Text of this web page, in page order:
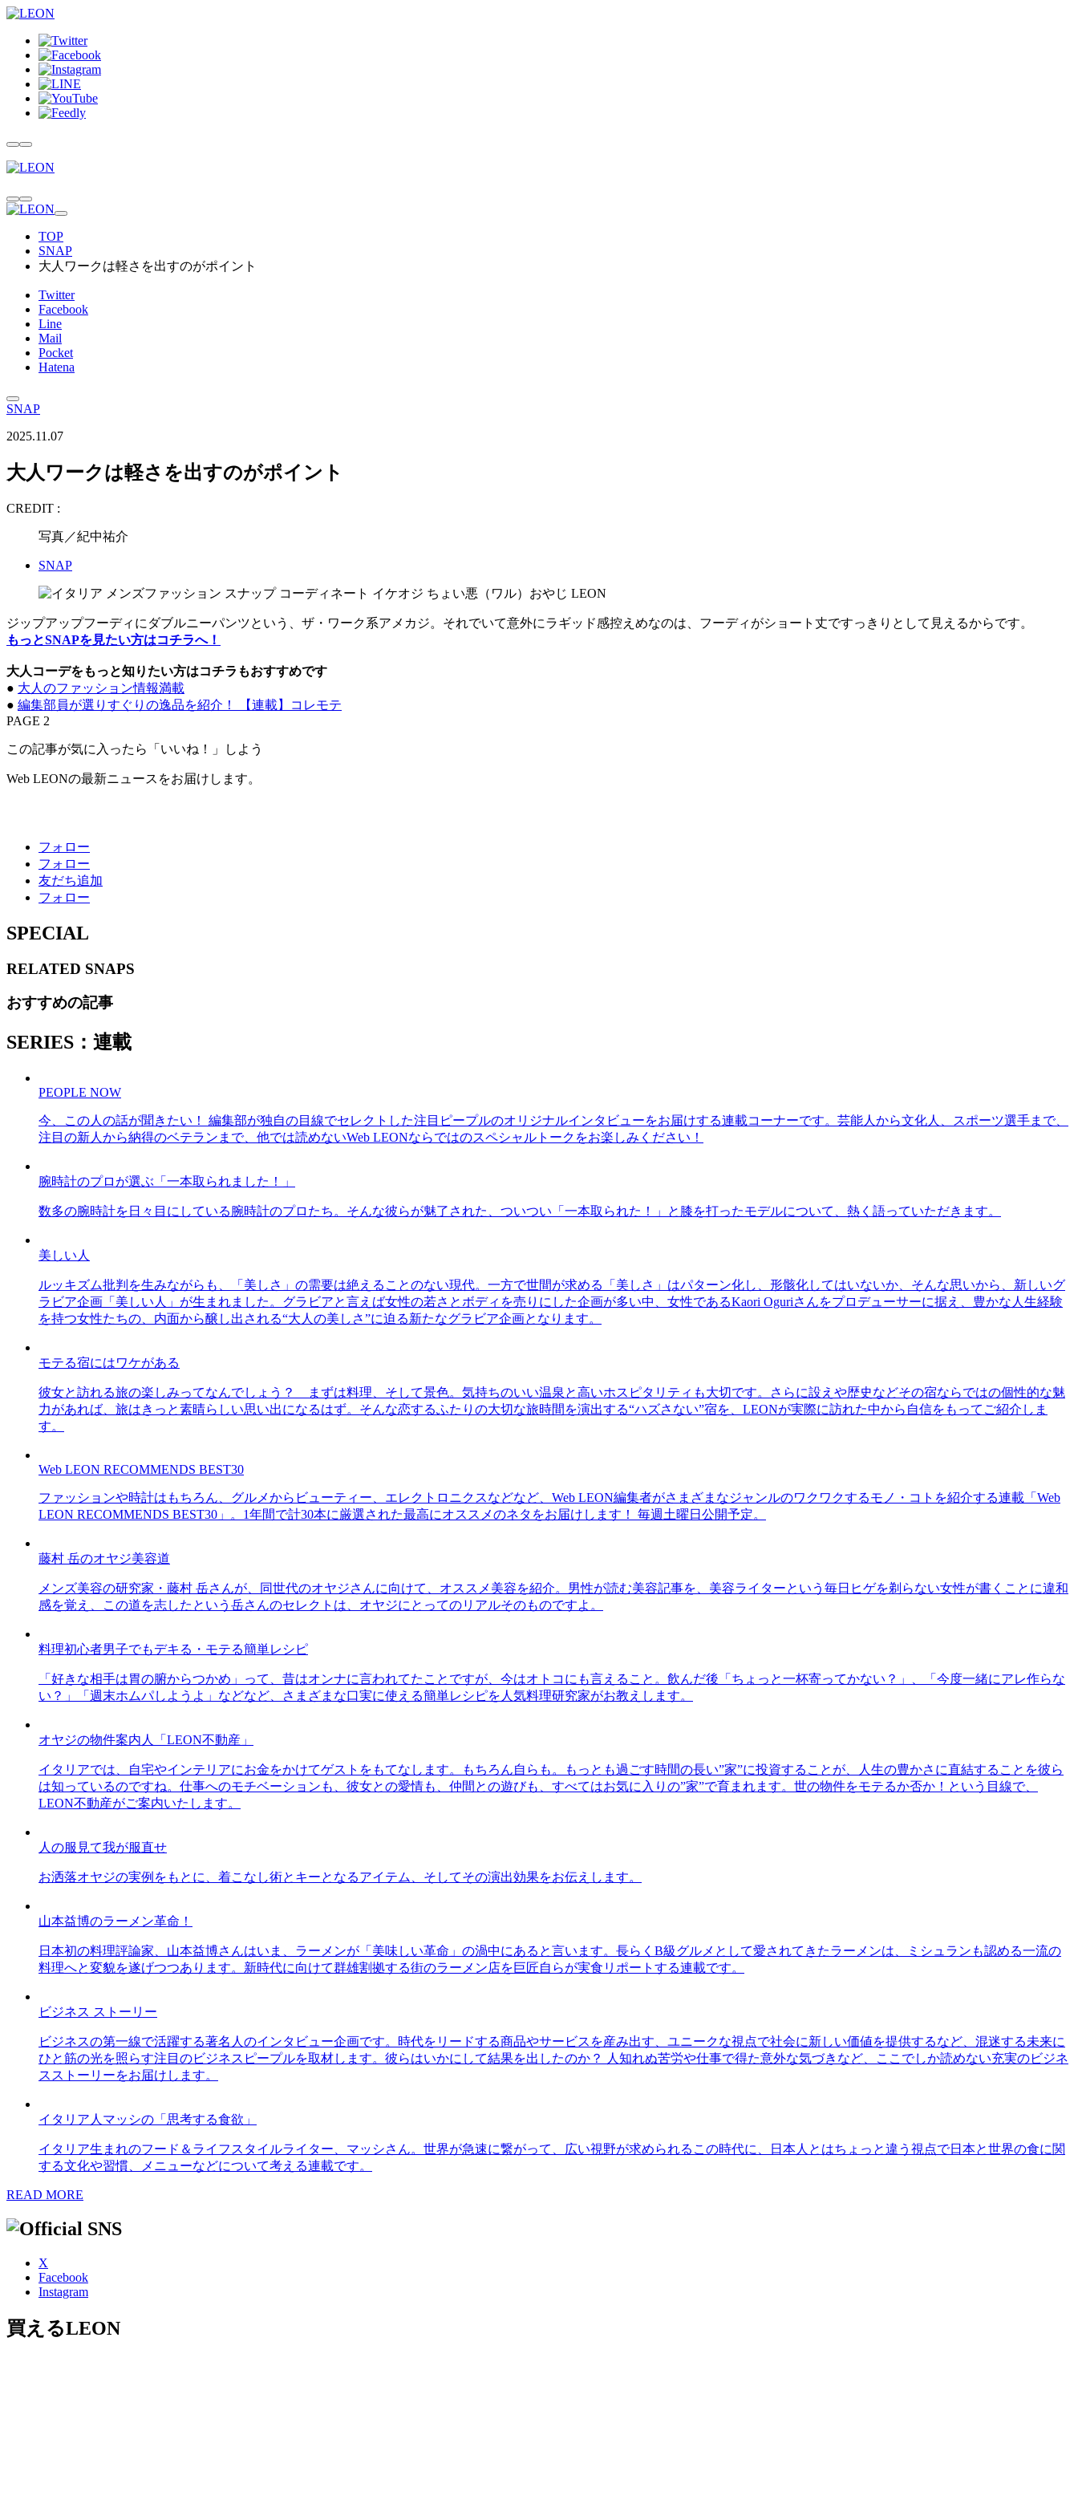
TOP
SNAP
大人ワークは軽さを出すのがポイント
Twitter
Facebook
Line
Mail
Pocket
Hatena
SNAP
2025.11.07
大人ワークは軽さを出すのがポイント
CREDIT :
写真／紀中祐介
SNAP
ジップアップフーディにダブルニーパンツという、ザ・ワーク系アメカジ。それでいて意外にラギッド感控えめなのは、フーディがショート丈ですっきりとして見えるからです。
もっとSNAPを見たい方はコチラへ！
大人コーデをもっと知りたい方はコチラもおすすめです
● 大人のファッション情報満載
● 編集部員が選りすぐりの逸品を紹介！ 【連載】コレモテ
PAGE 2
この記事が気に入ったら「いいね！」しよう
Web LEONの最新ニュースをお届けします。
フォロー
フォロー
友だち追加
フォロー
SPECIAL
RELATED SNAPS
おすすめの記事
SERIES：連載
PEOPLE NOW
今、この人の話が聞きたい！ 編集部が独自の目線でセレクトした注目ピープルのオリジナルインタビューをお届けする連載コーナーです。芸能人から文化人、スポーツ選手まで、
注目の新人から納得のベテランまで、他では読めないWeb LEONならではのスペシャルトークをお楽しみください！
腕時計のプロが選ぶ「一本取られました！」
数多の腕時計を日々目にしている腕時計のプロたち。そんな彼らが魅了された、ついつい「一本取られた！」と膝を打ったモデルについて、熱く語っていただきます。
美しい人
ルッキズム批判を生みながらも、「美しさ」の需要は絶えることのない現代。一方で世間が求める「美しさ」はパターン化し、形骸化してはいないか、そんな思いから、新しいグ
ラビア企画「美しい人」が生まれました。グラビアと言えば女性の若さとボディを売りにした企画が多い中、女性であるKaori Oguriさんをプロデューサーに据え、豊かな人生経験
を持つ女性たちの、内面から醸し出される“大人の美しさ”に迫る新たなグラビア企画となります。
モテる宿にはワケがある
彼女と訪れる旅の楽しみってなんでしょう？ まずは料理、そして景色。気持ちのいい温泉と高いホスピタリティも大切です。さらに設えや歴史などその宿ならではの個性的な魅
力があれば、旅はきっと素晴らしい思い出になるはず。そんな恋するふたりの大切な旅時間を演出する“ハズさない”宿を、LEONが実際に訪れた中から自信をもってご紹介しま
す。
Web LEON RECOMMENDS BEST30
ファッションや時計はもちろん、グルメからビューティー、エレクトロニクスなどなど、Web LEON編集者がさまざまなジャンルのワクワクするモノ・コトを紹介する連載「Web
LEON RECOMMENDS BEST30」。1年間で計30本に厳選された最高にオススメのネタをお届けします！ 毎週土曜日公開予定。
藤村 岳のオヤジ美容道
メンズ美容の研究家・藤村 岳さんが、同世代のオヤジさんに向けて、オススメ美容を紹介。男性が読む美容記事を、美容ライターという毎日ヒゲを剃らない女性が書くことに違和
感を覚え、この道を志したという岳さんのセレクトは、オヤジにとってのリアルそのものですよ。
料理初心者男子でもデキる・モテる簡単レシピ
「好きな相手は胃の腑からつかめ」って、昔はオンナに言われてたことですが、今はオトコにも言えること。飲んだ後「ちょっと一杯寄ってかない？」、「今度一緒にアレ作らな
い？」「週末ホムパしようよ」などなど、さまざまな口実に使える簡単レシピを人気料理研究家がお教えします。
オヤジの物件案内人「LEON不動産」
イタリアでは、自宅やインテリアにお金をかけてゲストをもてなします。もちろん自らも。もっとも過ごす時間の長い”家”に投資することが、人生の豊かさに直結することを彼ら
は知っているのですね。仕事へのモチベーションも、彼女との愛情も、仲間との遊びも、すべてはお気に入りの”家”で育まれます。世の物件をモテるか否か！という目線で、
LEON不動産がご案内いたします。
人の服見て我が服直せ
お洒落オヤジの実例をもとに、着こなし術とキーとなるアイテム、そしてその演出効果をお伝えします。
山本益博のラーメン革命！
日本初の料理評論家、山本益博さんはいま、ラーメンが「美味しい革命」の渦中にあると言います。長らくB級グルメとして愛されてきたラーメンは、ミシュランも認める一流の
料理へと変貌を遂げつつあります。新時代に向けて群雄割拠する街のラーメン店を巨匠自らが実食リポートする連載です。
ビジネス ストーリー
ビジネスの第一線で活躍する著名人のインタビュー企画です。時代をリードする商品やサービスを産み出す、ユニークな視点で社会に新しい価値を提供するなど、混迷する未来に
ひと筋の光を照らす注目のビジネスピープルを取材します。彼らはいかにして結果を出したのか？ 人知れぬ苦労や仕事で得た意外な気づきなど、ここでしか読めない充実のビジネ
スストーリーをお届けします。
イタリア人マッシの「思考する食欲」
イタリア生まれのフード＆ライフスタイルライター、マッシさん。世界が急速に繋がって、広い視野が求められるこの時代に、日本人とはちょっと違う視点で日本と世界の食に関
する文化や習慣、メニューなどについて考える連載です。
READ MORE
X
Facebook
Instagram
買えるLEON